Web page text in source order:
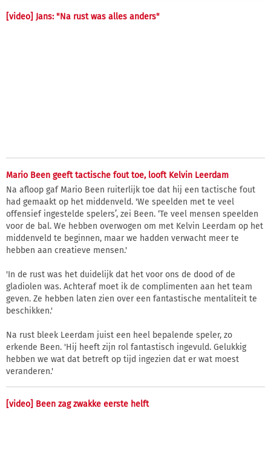
[video] Jans: "Na rust was alles anders"
Mario Been geeft tactische fout toe, looft Kelvin Leerdam
Na afloop gaf Mario Been ruiterlijk toe dat hij een tactische fout
had gemaakt op het middenveld. 'We speelden met te veel
offensief ingestelde spelers’, zei Been. ‘Te veel mensen speelden
voor de bal. We hebben overwogen om met Kelvin Leerdam op het
middenveld te beginnen, maar we hadden verwacht meer te
hebben aan creatieve mensen.'
'In de rust was het duidelijk dat het voor ons de dood of de
gladiolen was. Achteraf moet ik de complimenten aan het team
geven. Ze hebben laten zien over een fantastische mentaliteit te
beschikken.'
Na rust bleek Leerdam juist een heel bepalende speler, zo
erkende Been. 'Hij heeft zijn rol fantastisch ingevuld. Gelukkig
hebben we wat dat betreft op tijd ingezien dat er wat moest
veranderen.'
[video] Been zag zwakke eerste helft